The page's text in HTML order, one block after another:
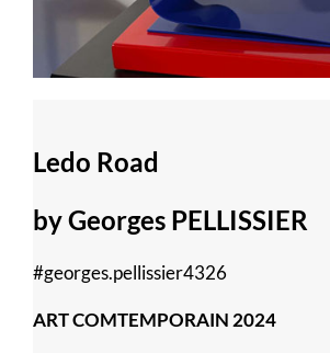
Ledo Road
by Georges PELLISSIER
#georges.pellissier4326
ART COMTEMPORAIN 2024